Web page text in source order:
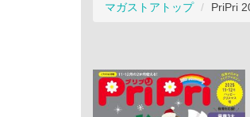
マガストアトップ PriPri